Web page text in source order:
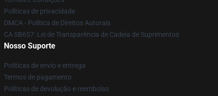
Políticas de privacidade
DMCA - Política de Direitos Autorais
CA SB657: Lei de Transparência de Cadeia de Suprimentos
Nosso Suporte
Políticas de envio e entrega
Termos de pagamento
Políticas de devolução e reembolso